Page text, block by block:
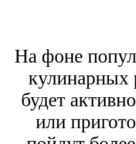
На фоне
кулинарных
будет
или